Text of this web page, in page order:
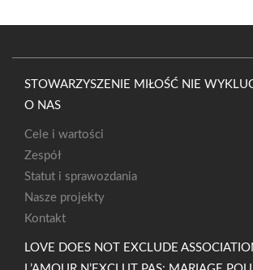
STOWARZYSZENIE MIŁOŚĆ NIE
O NAS
Cele i wartości
Zespół
Statut i sprawozdania
Nasze projekty
Kontakt
LOVE DOES NOT EXCLUDE